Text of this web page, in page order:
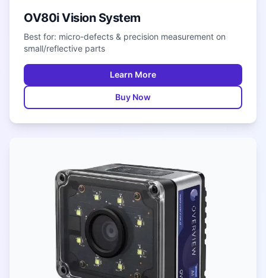
OV80i Vision System
Best for: micro-defects & precision measurement on
small/reflective parts
Learn More
Buy Now